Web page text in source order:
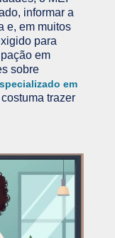
informar a
e, em muitos
para
em
sobre
em
costuma trazer